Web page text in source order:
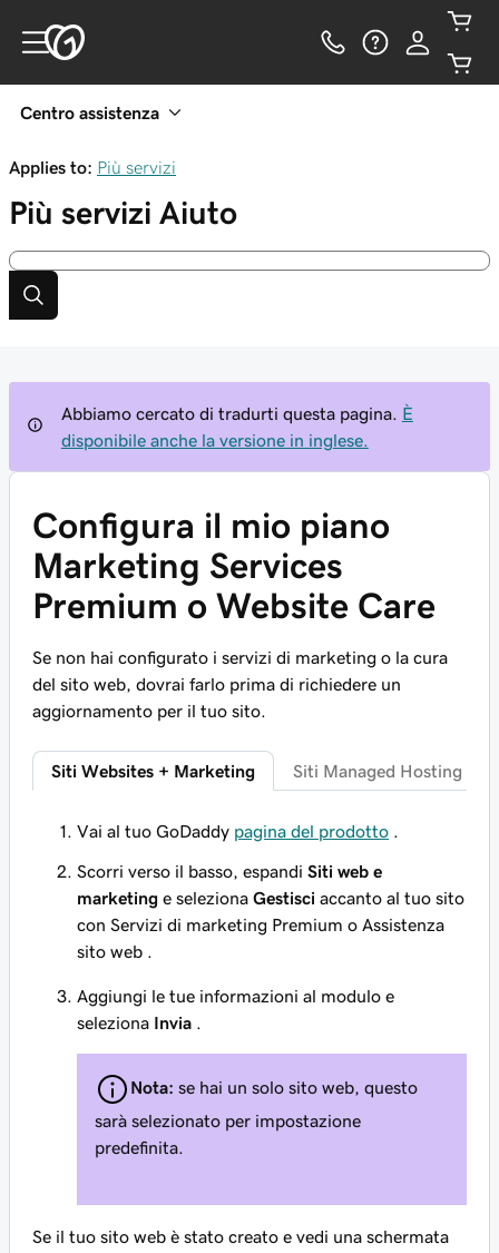
Centro assistenza
Applies to: Più servizi
Più servizi Aiuto
Abbiamo cercato di tradurti questa pagina.
È
disponibile anche la versione in inglese.
Configura il mio piano
Marketing Services
Premium o Website Care
Se non hai configurato i servizi di marketing o la cura
del sito web, dovrai farlo prima di richiedere un
aggiornamento per il tuo sito.
Siti Websites + Marketing Siti Managed Hosting for
Vai al tuo GoDaddy pagina del prodotto
Scorri verso il basso, espandi Siti web e
marketing e seleziona Gestisci accanto al tuo sito
con Servizi di marketing Premium o Assistenza
sito web
Aggiungi le tue informazioni al modulo e
seleziona Invia
Nota: se hai un solo sito web, questo
sarà selezionato per impostazione
predefinita.
Se il tuo sito web è stato creato e vedi una schermata